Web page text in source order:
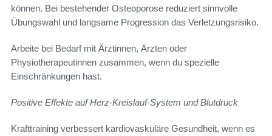
können. Bei bestehender Osteoporose reduziert sinnvolle
Übungswahl und langsame Progression das Verletzungsrisiko.
Arbeite bei Bedarf mit Ärztinnen, Ärzten oder
Physiotherapeutinnen zusammen, wenn du spezielle
Einschränkungen hast.
Positive Effekte auf Herz-Kreislauf-System und Blutdruck
Krafttraining verbessert kardiovaskuläre Gesundheit, wenn es